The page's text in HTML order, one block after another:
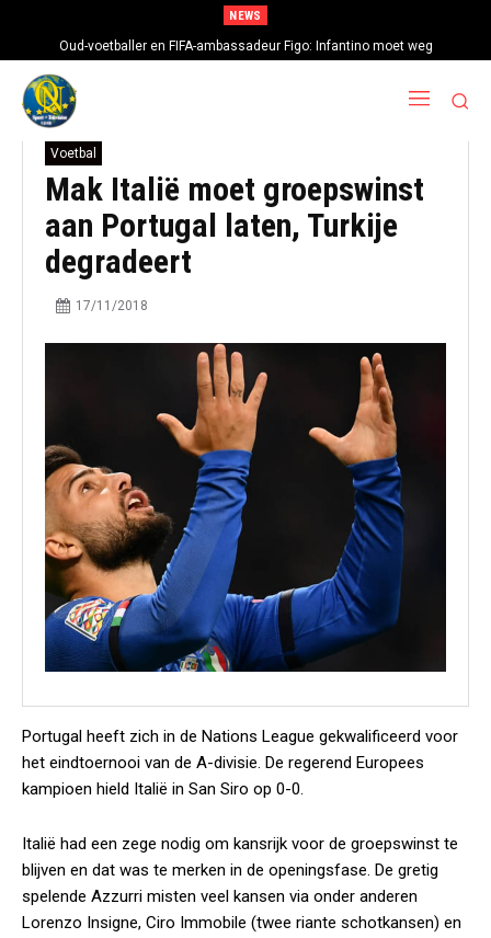
NEWS
Oud-voetballer en FIFA-ambassadeur Figo: Infantino moet weg
Voetbal
Mak Italië moet groepswinst
aan Portugal laten, Turkije
degradeert
17/11/2018
Portugal heeft zich in de Nations League gekwalificeerd voor
het eindtoernooi van de A-divisie. De regerend Europees
kampioen hield Italië in San Siro op 0-0.
Italië had een zege nodig om kansrijk voor de groepswinst te
blijven en dat was te merken in de openingsfase. De gretig
spelende Azzurri misten veel kansen via onder anderen
Lorenzo Insigne, Ciro Immobile (twee riante schotkansen) en